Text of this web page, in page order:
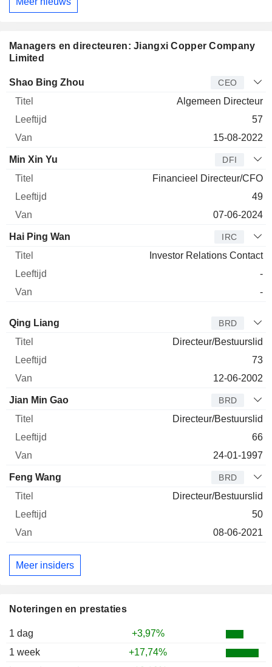
Noteringen en prestaties
1 dag
+3,97%
1 week
+17,74%
Managers en directeuren: Jiangxi Copper Company
Limited
Bedrijfsleider Titel
Shao Bing Zhou CEO
Algemeen Directeur
57
15-08-2022
Min Xin Yu DFI
Financieel Directeur/CFO
49
07-06-2024
Hai Ping Wan IRC
Investor Relations Contact
-
-
Bestuurder
Qing Liang BRD
Directeur/Bestuurslid
73
12-06-2002
Jian Min Gao BRD
Directeur/Bestuurslid
66
24-01-1997
Feng Wang BRD
Directeur/Bestuurslid
50
08-06-2021
Meer insiders